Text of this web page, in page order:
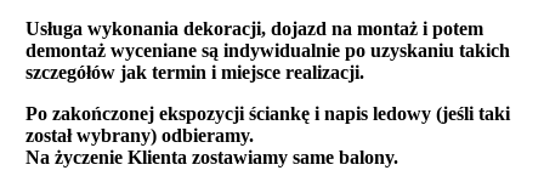
Usługa wykonania dekoracji, dojazd na montaż i potem
demontaż wyceniane są indywidualnie po uzyskaniu takich
szczegółów jak termin i miejsce realizacji.
Po zakończonej ekspozycji ściankę i napis ledowy (jeśli taki
został wybrany) odbieramy.
Na życzenie Klienta zostawiamy same balony.